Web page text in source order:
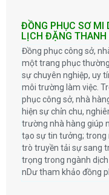
ĐỒNG PHỤC SƠ MI
LỊCH ĐẶNG THANH
Đồng phục công sở,
một trang phục
sự chuyên nghiệp, uy
môi trường làm việc.
phục công sở, nhà
hiện sự chỉn chu,
trường nhà hàng giúp
tạo sự tin tưởng; trong
trò truyền tải sự sang
trọng trong ngành
nDư tham khảo đồng